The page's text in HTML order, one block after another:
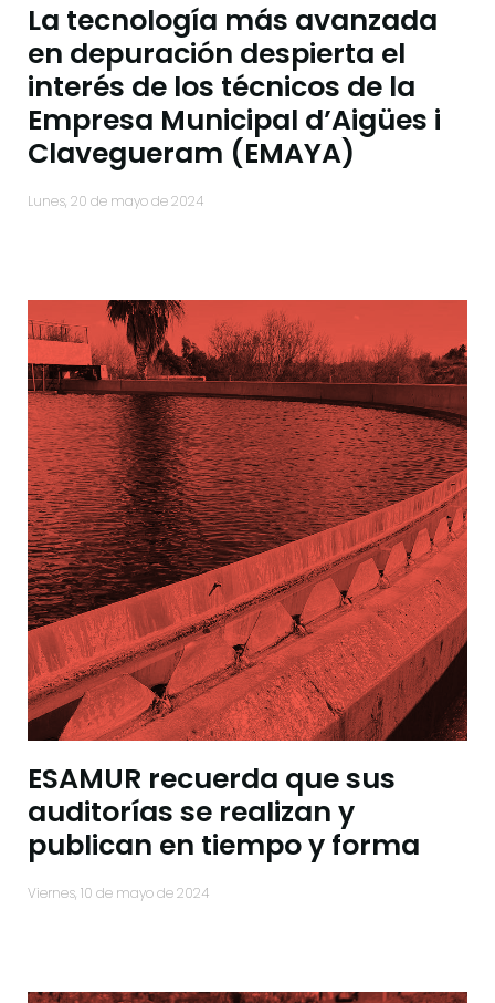
La tecnología más avanzada
en depuración despierta el
interés de los técnicos de la
Empresa Municipal d’Aigües i
Clavegueram (EMAYA)
lunes, 20 de mayo de 2024
ESAMUR recuerda que sus
auditorías se realizan y
publican en tiempo y forma
viernes, 10 de mayo de 2024